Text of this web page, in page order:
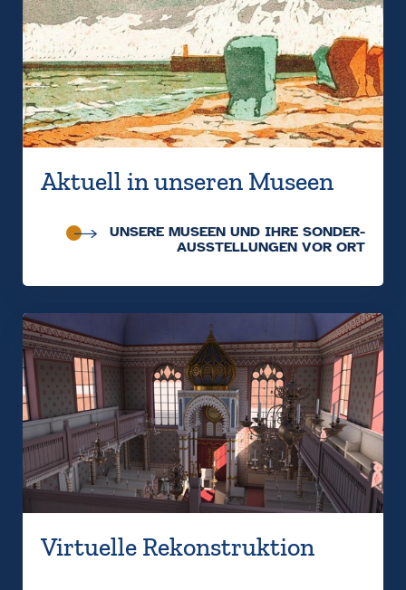
Aktuell in unseren Museen
UNSERE MUSEEN UND IHRE SONDER­
AUSSTELLUNGEN VOR ORT
Virtuelle Rekonstruktion